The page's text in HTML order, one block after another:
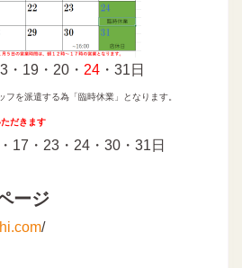
19・20・ 24 ・31日
を派遣する為「臨時休業」となります。
だきます
・17・23・24・30・31日
ージ
/